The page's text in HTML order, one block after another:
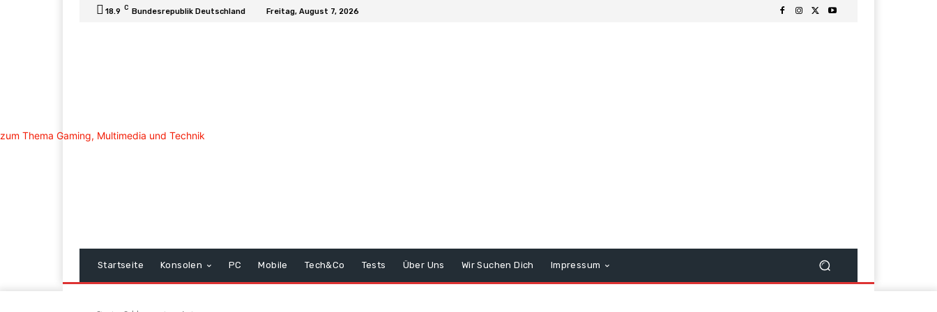
18.9 C Bundesrepublik Deutschland Freitag, August 7, 2026
Startseite Konsolen PC Mobile Tech&Co Tests Über Uns Wir Suchen Dich Impressum